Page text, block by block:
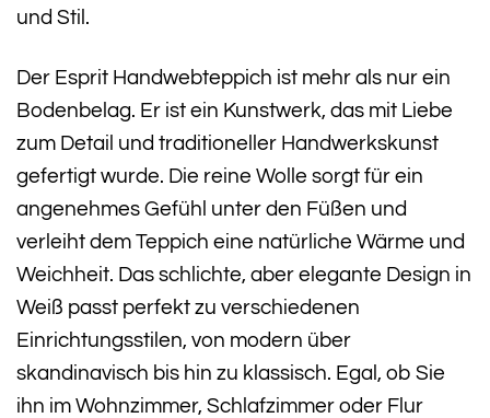
und Stil.
Der Esprit Handwebteppich ist mehr als nur ein
Bodenbelag. Er ist ein Kunstwerk, das mit Liebe
zum Detail und traditioneller Handwerkskunst
gefertigt wurde. Die reine Wolle sorgt für ein
angenehmes Gefühl unter den Füßen und
verleiht dem Teppich eine natürliche Wärme und
Weichheit. Das schlichte, aber elegante Design in
Weiß passt perfekt zu verschiedenen
Einrichtungsstilen, von modern über
skandinavisch bis hin zu klassisch. Egal, ob Sie
ihn im Wohnzimmer, Schlafzimmer oder Flur